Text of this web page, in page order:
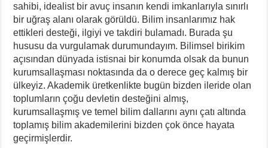
sahibi, idealist bir avuç insanın kendi imkanlarıyla sınırlı
bir uğraş alanı olarak görüldü. Bilim insanlarımız hak
ettikleri desteği, ilgiyi ve takdiri bulamadı. Burada şu
hususu da vurgulamak durumundayım. Bilimsel birikim
açısından dünyada istisnai bir konumda olsak da bunun
kurumsallaşması noktasında da o derece geç kalmış bir
ülkeyiz. Akademik üretkenlikte bugün bizden ileride olan
toplumların çoğu devletin desteğini almış,
kurumsallaşmış ve temel bilim dallarını aynı çatı altında
toplamış bilim akademilerini bizden çok önce hayata
geçirmişlerdir.